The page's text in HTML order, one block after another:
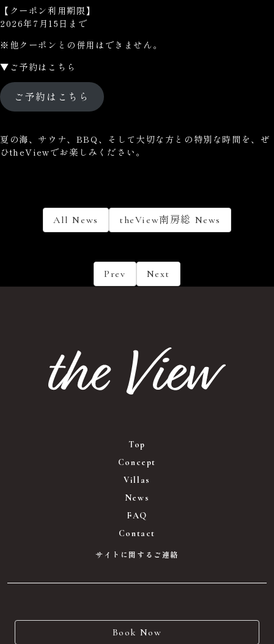
【クーポン利用期限】
2026年7月15日まで
※他クーポンとの併用はできません。
▼ご予約はこちら
ご予約はこちら
夏の海、サウナ、BBQ、そして大切な方との特別な時間を、ぜ
ひtheViewでお楽しみください。
All News theView南房総 News
Prev Next
Top
Concept
Villas
News
FAQ
Contact
サイトに関するご連絡
Book Now